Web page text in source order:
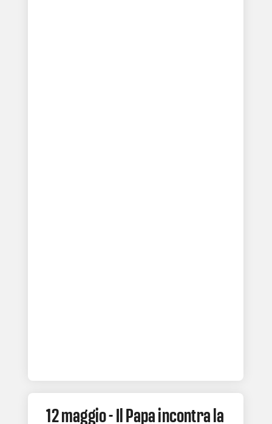
12 maggio - Il Papa incontra la